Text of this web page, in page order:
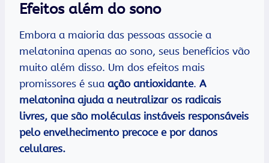
Efeitos além do sono
Embora a maioria das pessoas associe a
melatonina apenas ao sono, seus benefícios vão
muito além disso. Um dos efeitos mais
promissores é sua ação antioxidante. A
melatonina ajuda a neutralizar os radicais
livres, que são moléculas instáveis responsáveis
pelo envelhecimento precoce e por danos
celulares.